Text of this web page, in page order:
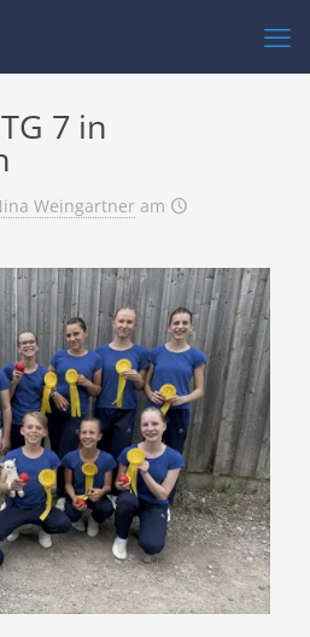
7 in
Weingartner am